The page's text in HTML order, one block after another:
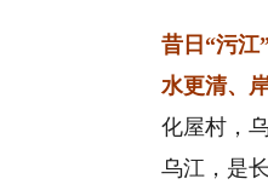
昔日“污江”
水更清、岸
化屋村，乌
乌江，是长